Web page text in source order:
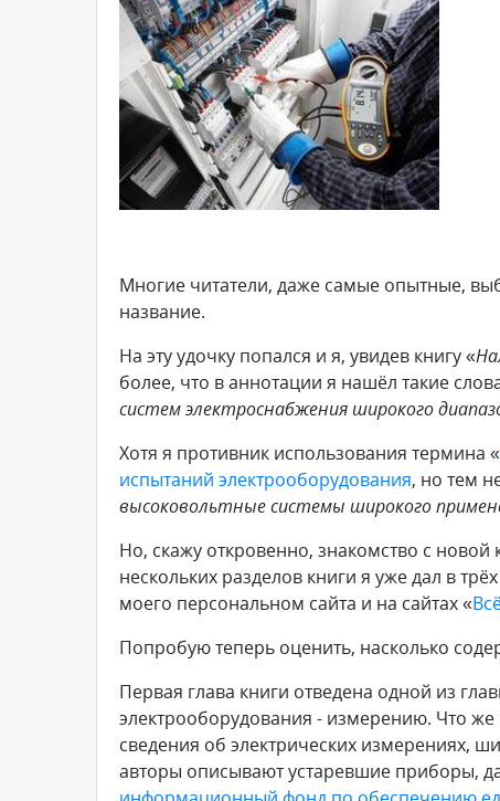
Добавить товар или услугу
Многие читатели, даже самые опытные,
название.
На эту удочку попался и я, увидев книгу «
более, что в аннотации я нашёл такие
систем электроснабжения широкого
Хотя я противник использования термина «
испытаний электрооборудования, но тем
высоковольтные системы широкого
Но, скажу откровенно, знакомство с
нескольких разделов книги я уже дал в
моего персональном сайта и на сайтах «
Попробую теперь оценить, насколько
Первая глава книги отведена одной из
электрооборудования - измерению. Что же
сведения об электрических измерениях,
авторы описывают устаревшие приборы,